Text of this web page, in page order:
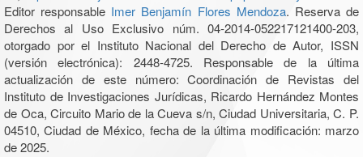
Editor responsable Imer Benjamín Flores Mendoza. Reserva de
Derechos al Uso Exclusivo núm. 04-2014-052217121400-203,
otorgado por el Instituto Nacional del Derecho de Autor, ISSN
(versión electrónica): 2448-4725. Responsable de la última
actualización de este número: Coordinación de Revistas del
Instituto de Investigaciones Jurídicas, Ricardo Hernández Montes
de Oca, Circuito Mario de la Cueva s/n, Ciudad Universitaria, C. P.
04510, Ciudad de México, fecha de la última modificación: marzo
de 2025.